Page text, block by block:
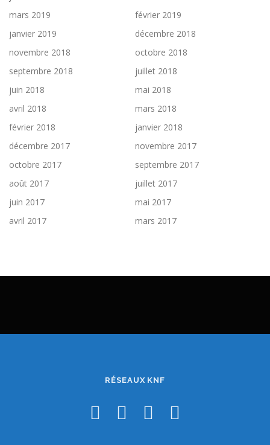
mars 2019
février 2019
janvier 2019
décembre 2018
novembre 2018
octobre 2018
septembre 2018
juillet 2018
juin 2018
mai 2018
avril 2018
mars 2018
février 2018
janvier 2018
décembre 2017
novembre 2017
octobre 2017
septembre 2017
août 2017
juillet 2017
juin 2017
mai 2017
avril 2017
mars 2017
RÉSEAUX KNF